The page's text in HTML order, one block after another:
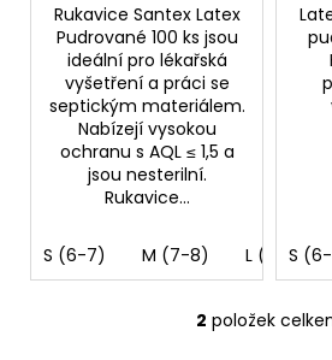
Rukavice Santex Latex
Pudrované 100 ks jsou
ideální pro lékařská
vyšetření a práci se
septickým materiálem.
Nabízejí vysokou
ochranu s AQL ≤ 1,5 a
jsou nesterilní.
Rukavice...
S (6-7) M (7-8) L (8-9)
S
O
2 položek